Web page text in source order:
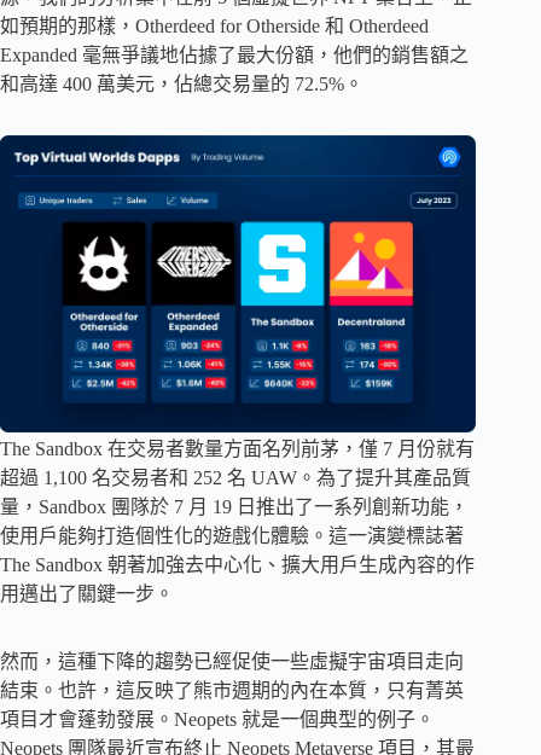
如預期的那樣，Otherdeed for Otherside 和 Otherdeed
Expanded 毫無爭議地佔據了最大份額，他們的銷售額之
和高達 400 萬美元，佔總交易量的 72.5%。
The Sandbox 在交易者數量方面名列前茅，僅 7 月份就有
超過 1,100 名交易者和 252 名 UAW。為了提升其產品質
量，Sandbox 團隊於 7 月 19 日推出了一系列創新功能，
使用戶能夠打造個性化的遊戲化體驗。這一演變標誌著
The Sandbox 朝著加強去中心化、擴大用戶生成內容的作
用邁出了關鍵一步。
然而，這種下降的趨勢已經促使一些虛擬宇宙項目走向
結束。也許，這反映了熊市週期的內在本質，只有菁英
項目才會蓬勃發展。Neopets 就是一個典型的例子。
Neopets 團隊最近宣布終止 Neopets Metaverse 項目，其最